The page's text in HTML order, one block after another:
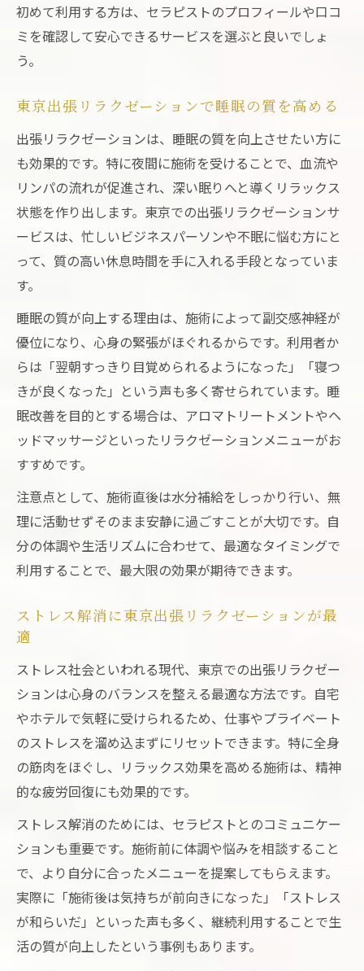
初めて利用する方は、セラピストのプロフィールや口コ
ミを確認して安心できるサービスを選ぶと良いでしょ
う。
東京出張リラクゼーションで睡眠の質を高める
出張リラクゼーションは、睡眠の質を向上させたい方に
も効果的です。特に夜間に施術を受けることで、血流や
リンパの流れが促進され、深い眠りへと導くリラックス
状態を作り出します。東京での出張リラクゼーションサ
ービスは、忙しいビジネスパーソンや不眠に悩む方にと
って、質の高い休息時間を手に入れる手段となっていま
す。
睡眠の質が向上する理由は、施術によって副交感神経が
優位になり、心身の緊張がほぐれるからです。利用者か
らは「翌朝すっきり目覚められるようになった」「寝つ
きが良くなった」という声も多く寄せられています。睡
眠改善を目的とする場合は、アロマトリートメントやヘ
ッドマッサージといったリラクゼーションメニューがお
すすめです。
注意点として、施術直後は水分補給をしっかり行い、無
理に活動せずそのまま安静に過ごすことが大切です。自
分の体調や生活リズムに合わせて、最適なタイミングで
利用することで、最大限の効果が期待できます。
ストレス解消に東京出張リラクゼーションが最
適
ストレス社会といわれる現代、東京での出張リラクゼー
ションは心身のバランスを整える最適な方法です。自宅
やホテルで気軽に受けられるため、仕事やプライベート
のストレスを溜め込まずにリセットできます。特に全身
の筋肉をほぐし、リラックス効果を高める施術は、精神
的な疲労回復にも効果的です。
ストレス解消のためには、セラピストとのコミュニケー
ションも重要です。施術前に体調や悩みを相談すること
で、より自分に合ったメニューを提案してもらえます。
実際に「施術後は気持ちが前向きになった」「ストレス
が和らいだ」といった声も多く、継続利用することで生
活の質が向上したという事例もあります。